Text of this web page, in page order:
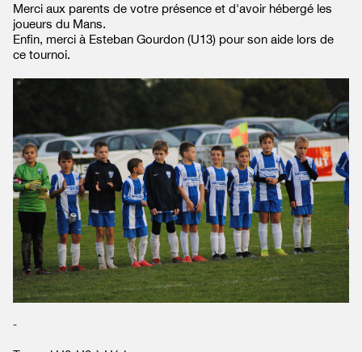
Merci aux parents de votre présence et d'avoir hébergé les
joueurs du Mans.
Enfin, merci à Esteban Gourdon (U13) pour son aide lors de
ce tournoi.
-